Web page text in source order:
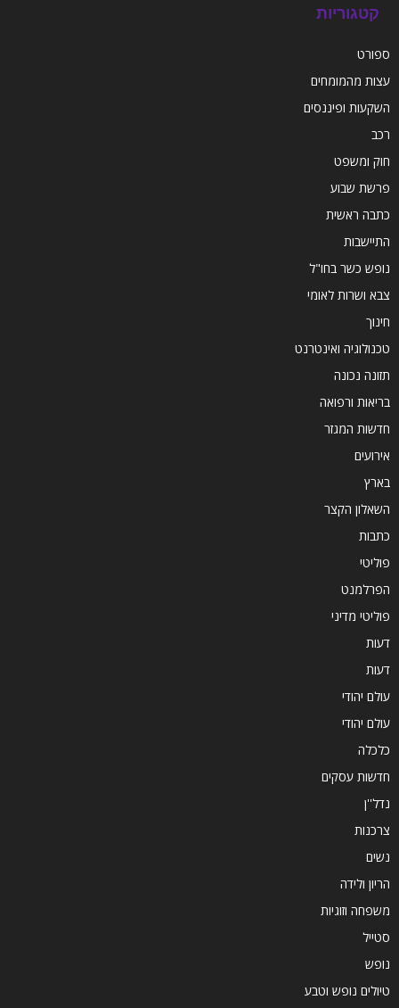
קטגוריות
ספורט
עצות מהמומחים
השקעות ופיננסים
רכב
חוק ומשפט
פרשת שבוע
כתבה ראשית
התיישבות
נופש כשר בחו"ל
צבא ושרות לאומי
חינוך
טכנולוגיה ואינטרנט
תזונה נכונה
בריאות ורפואה
חדשות המגזר
אירועים
בארץ
השאלון הקצר
כתבות
פוליטי
הפרלמנט
פוליטי מדיני
דעות
דעות
עולם יהודי
עולם יהודי
כלכלה
חדשות עסקים
נדל''ן
צרכנות
נשים
הריון ולידה
משפחה וזוגיות
סטייל
נופש
טיולים נופש וטבע